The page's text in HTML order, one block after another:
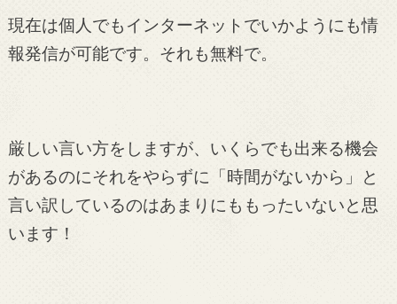
現在は個人でもインターネットでいかようにも情
報発信が可能です。それも無料で。
厳しい言い方をしますが、いくらでも出来る機会
があるのにそれをやらずに「時間がないから」と
言い訳しているのはあまりにももったいないと思
います！